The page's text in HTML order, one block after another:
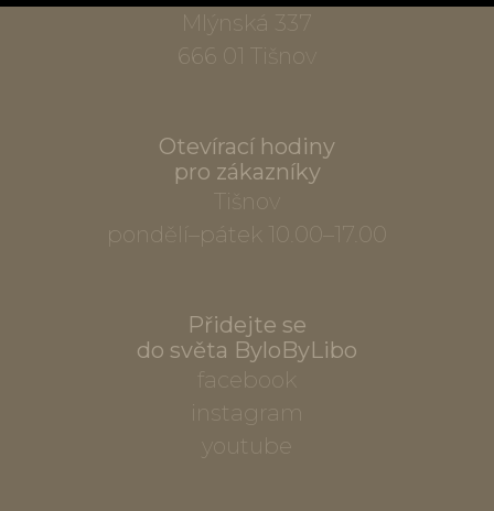
Mlýnská 337
666 01 Tišnov
Otevírací hodiny
pro zákazníky
Tišnov
pondělí–pátek 10.00–17.00
Přidejte se
do světa ByloByLibo
facebook
instagram
youtube